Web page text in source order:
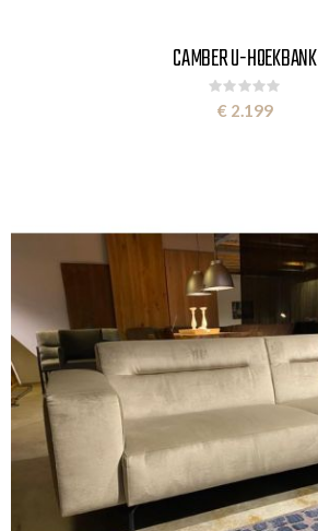
CAMBER U-HOEKBANK
Rating:
0%
€ 2.199